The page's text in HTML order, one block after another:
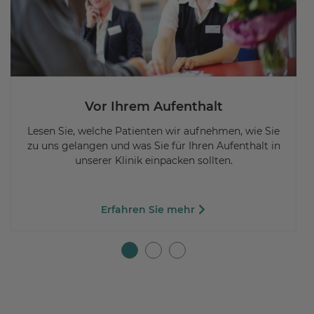
Vor Ihrem Aufenthalt
Lesen Sie, welche Patienten wir aufnehmen, wie Sie
zu uns gelangen und was Sie für Ihren Aufenthalt in
unserer Klinik einpacken sollten.
Erfahren Sie mehr